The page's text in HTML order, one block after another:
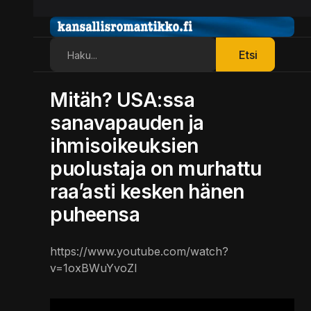
Etsi
Mitäh? USA:ssa
sanavapauden ja
ihmisoikeuksien
puolustaja on murhattu
raa’asti kesken hänen
puheensa
https://www.youtube.com/watch?
v=1oxBWuYvoZI